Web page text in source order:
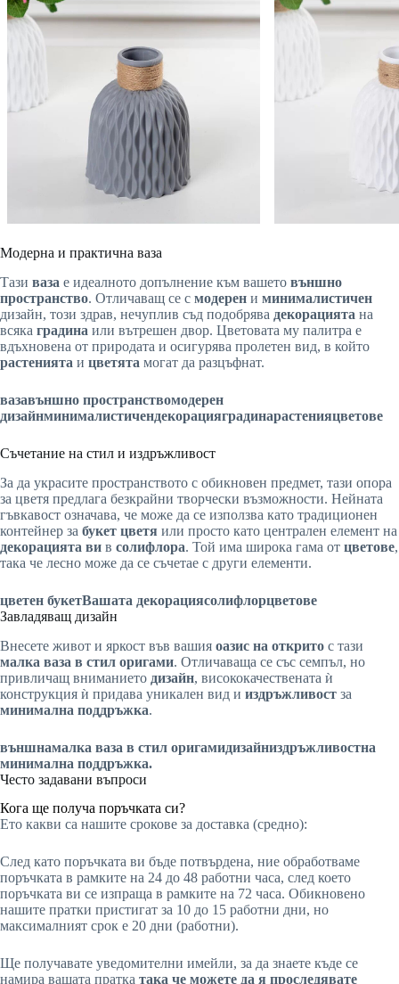
Модерна и практична ваза
Тази ваза е идеалното допълнение към вашето външно
пространство. Отличаващ се с модерен и минималистичен
дизайн, този здрав, нечуплив съд подобрява декорацията на
всяка градина или вътрешен двор. Цветовата му палитра е
вдъхновена от природата и осигурява пролетен вид, в който
растенията и цветята могат да разцъфнат.
вазавъншно пространствомодерен
дизайнминималистичендекорацияградинарастенияцветове
Съчетание на стил и издръжливост
За да украсите пространството с обикновен предмет, тази опора
за цветя предлага безкрайни творчески възможности. Нейната
гъвкавост означава, че може да се използва като традиционен
контейнер за букет цветя или просто като централен елемент на
декорацията ви в солифлора. Той има широка гама от цветове,
така че лесно може да се съчетае с други елементи.
цветен букетВашата декорациясолифлорцветове
Завладяващ дизайн
Внесете живот и яркост във вашия оазис на открито с тази
малка ваза в стил оригами. Отличаваща се със семпъл, но
привличащ вниманието дизайн, висококачествената ѝ
конструкция ѝ придава уникален вид и издръжливост за
минимална поддръжка.
външнамалка ваза в стил оригамидизайниздръжливостна
минимална поддръжка.
Често задавани въпроси
Кога ще получа поръчката си?
Ето какви са нашите срокове за доставка (средно):
След като поръчката ви бъде потвърдена, ние обработваме
поръчката в рамките на 24 до 48 работни часа, след което
поръчката ви се изпраща в рамките на 72 часа. Обикновено
нашите пратки пристигат за 10 до 15 работни дни, но
максималният срок е 20 дни (работни).
Ще получавате уведомителни имейли, за да знаете къде се
намира вашата пратка така че можете да я проследявате